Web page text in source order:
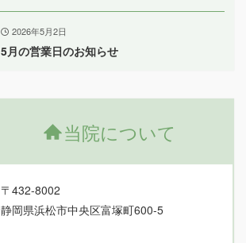
2026年5月2日
5月の営業日のお知らせ
当院について
〒432-8002
静岡県浜松市中央区富塚町600-5